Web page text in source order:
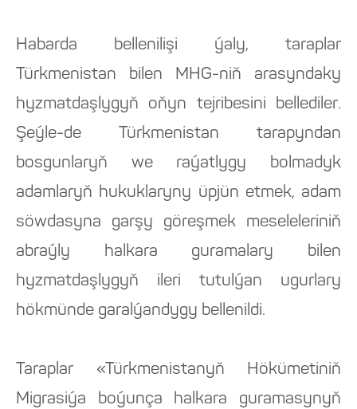
Habarda bellenilişi ýaly, taraplar
Türkmenistan bilen MHG-niň arasyndaky
hyzmatdaşlygyň oňyn tejribesini bellediler.
Şeýle-de Türkmenistan tarapyndan
bosgunlaryň we raýatlygy bolmadyk
adamlaryň hukuklaryny üpjün etmek, adam
söwdasyna garşy göreşmek meseleleriniň
abraýly halkara guramalary bilen
hyzmatdaşlygyň ileri tutulýan ugurlary
hökmünde garalýandygy bellenildi.
Taraplar «Türkmenistanyň Hökümetiniň
Migrasiýa boýunça halkara guramasynyň